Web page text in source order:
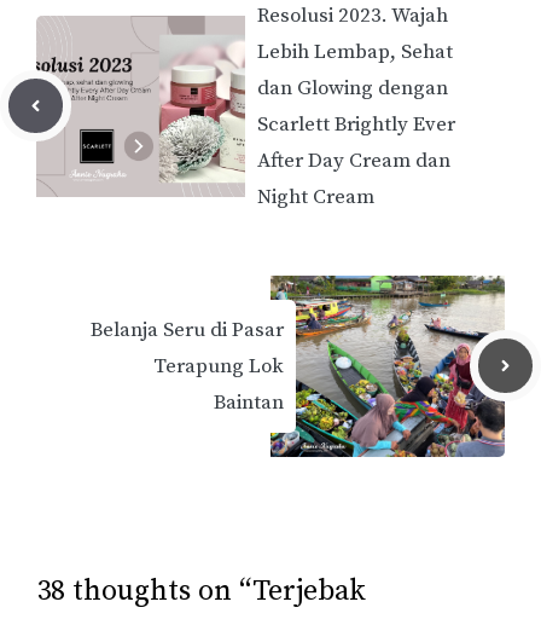
Resolusi 2023. Wajah
Lebih Lembap, Sehat
dan Glowing dengan
Scarlett Brightly Ever
After Day Cream dan
Night Cream
Belanja Seru di Pasar
Terapung Lok
Baintan
38 thoughts on “Terjebak